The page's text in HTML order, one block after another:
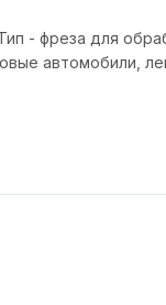
- фреза для
автомобили,